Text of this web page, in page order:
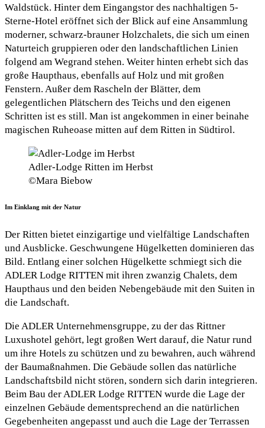
Waldstück. Hinter dem Eingangstor des nachhaltigen 5-
Sterne-Hotel eröffnet sich der Blick auf eine Ansammlung
moderner, schwarz-brauner Holzchalets, die sich um einen
Naturteich gruppieren oder den landschaftlichen Linien
folgend am Wegrand stehen. Weiter hinten erhebt sich das
große Haupthaus, ebenfalls auf Holz und mit großen
Fenstern. Außer dem Rascheln der Blätter, dem
gelegentlichen Plätschern des Teichs und den eigenen
Schritten ist es still. Man ist angekommen in einer beinahe
magischen Ruheoase mitten auf dem Ritten in Südtirol.
Adler-Lodge Ritten im Herbst
©Mara Biebow
Im Einklang mit der Natur
Der Ritten bietet einzigartige und vielfältige Landschaften
und Ausblicke. Geschwungene Hügelketten dominieren das
Bild. Entlang einer solchen Hügelkette schmiegt sich die
ADLER Lodge RITTEN mit ihren zwanzig Chalets, dem
Haupthaus und den beiden Nebengebäude mit den Suiten in
die Landschaft.
Die ADLER Unternehmensgruppe, zu der das Rittner
Luxushotel gehört, legt großen Wert darauf, die Natur rund
um ihre Hotels zu schützen und zu bewahren, auch während
der Baumaßnahmen. Die Gebäude sollen das natürliche
Landschaftsbild nicht stören, sondern sich darin integrieren.
Beim Bau der ADLER Lodge RITTEN wurde die Lage der
einzelnen Gebäude dementsprechend an die natürlichen
Gegebenheiten angepasst und auch die Lage der Terrassen